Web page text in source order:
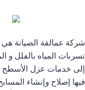
شركة عمالقة الصيانة
تسربات المياه بالفلل و
إلى خدمات عزل الأسطح
فيها إصلاح وإنشاء